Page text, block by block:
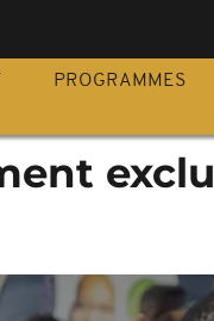
PROGRAMMES
exclu